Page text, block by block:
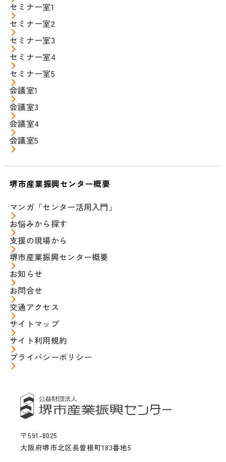
〒591-8025
大阪府堺市北区長曽根町183番地5
セミナー室1
セミナー室2
セミナー室3
セミナー室4
セミナー室5
会議室1
会議室3
会議室4
会議室5
堺市産業振興センター概要
マンガ「センター活用入門」
お悩みから探す
支援の現場から
堺市産業振興センター概要
お知らせ
お問合せ
交通アクセス
サイトマップ
サイト利用規約
プライバシーポリシー